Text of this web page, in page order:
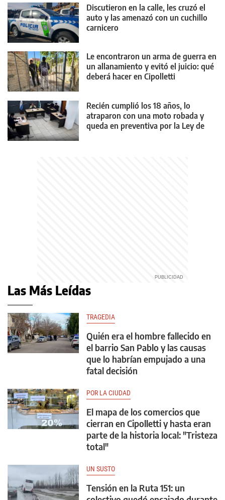
Discutieron en la calle, les cruzó el
auto y las amenazó con un cuchillo
carnicero
Le encontraron un arma de guerra en
un allanamiento y evitó el juicio: qué
deberá hacer en Cipolletti
Recién cumplió los 18 años, lo
atraparon con una moto robada y
queda en preventiva por la Ley de
Las Más Leídas
TRAGEDIA
Quién era el hombre fallecido en
el barrio San Pablo y las causas
que lo habrían empujado a una
fatal decisión
POR LA CIUDAD
El mapa de los comercios que
cierran en Cipolletti y hasta eran
parte de la historia local: "Tristeza
total"
UN SUSTO
Tensión en la Ruta 151: un